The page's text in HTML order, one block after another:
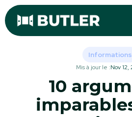
Informations
Mis à jour le :Nov 12,
10